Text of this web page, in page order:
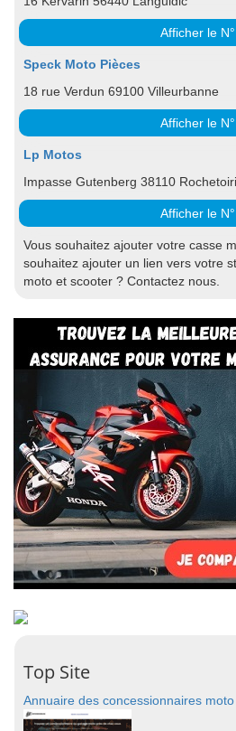
Afficher le
Speck Moto Pièces
18 rue Verdun 69100 Villeurbanne
Afficher le
Lp Motos
Impasse Gutenberg 38110
Afficher le
Vous souhaitez ajouter votre casse
souhaitez ajouter un lien vers votre
moto et scooter ? Contactez nous.
Top Site
Annuaire des concessionnaires moto